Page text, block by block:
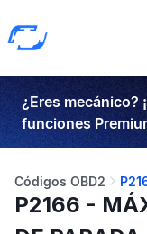
¿Eres mecánico?
funciones
Códigos OBD2
P2166 -